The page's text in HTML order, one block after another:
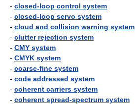
- closed-loop control system
- closed-loop servo system
- cloud and collision warning system
- clutter rejection system
- CMY system
- CMYK system
- coarse-fine system
- code addressed system
- coherent carriers system
- coherent spread-spectrum system